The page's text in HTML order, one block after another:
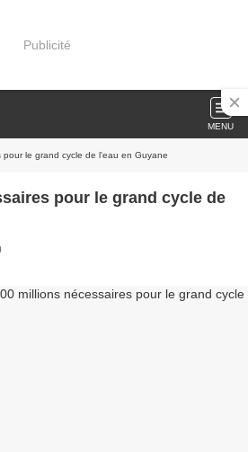
Publicité
MENU
pour le grand cycle de l'eau en Guyane
pour le grand cycle de